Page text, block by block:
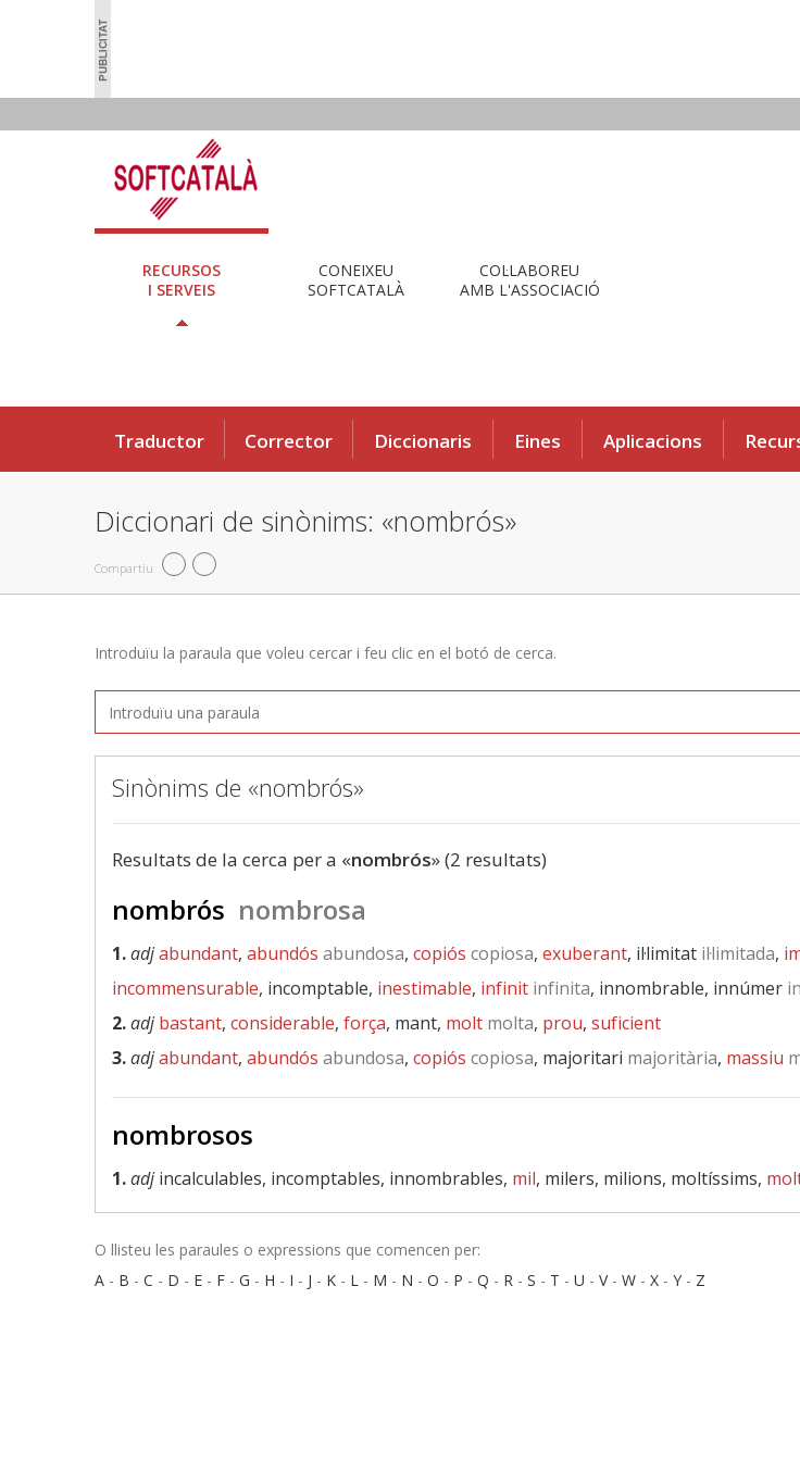
RECURSOS
I SERVEIS
CONEIXEU
SOFTCATALÀ
COL·LABOREU
AMB L'ASSOCIACIÓ
Traductor Corrector Diccionaris Eines Aplicacions
Diccionari de sinònims: «nombrós»
Compartiu
Introduïu la paraula que voleu cercar i feu clic en el botó de cerca.
Sinònims de «nombrós»
Resultats de la cerca per a «nombrós» (2 resultats)
nombrós nombrosa
1.adjabundant, abundós abundosa, copiós copiosa, exuberant, il·limitat il·limitada,
incommensurable, incomptable, inestimable, infinit infinita, innombrable, innúmer
2.adj bastant, considerable, força, mant, molt molta, prou, suficient
3.adjabundant, abundós abundosa, copiós copiosa, majoritari majoritària, massiu
nombrosos
1.adjincalculables, incomptables, innombrables, mil, milers, milions, moltíssims,
O llisteu les paraules o expressions que comencen per:
A - B - C - D - E - F - G - H - I - J - K - L - M - N - O - P - Q - R - S - T - U - V- W - X - Y - Z